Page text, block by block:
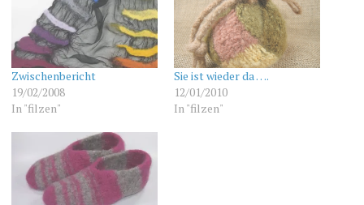
Zwischenbericht
19/02/2008
In "filzen"
Sie ist wieder da ….
12/01/2010
In "filzen"